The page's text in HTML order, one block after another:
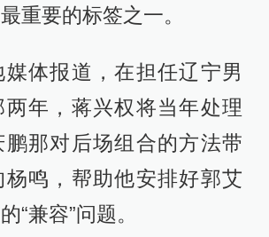
重要的标签之一。
体报道，在担任辽宁男
年，蒋兴权将当年处理
那对后场组合的方法带
鸣，帮助他安排好郭艾
“兼容”问题。